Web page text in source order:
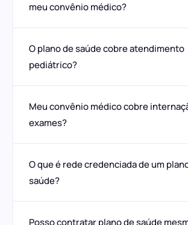
meu convênio médico?
O plano de saúde cobre atendimento
pediátrico?
Meu convênio médico cobre
exames?
O que é rede credenciada de um
saúde?